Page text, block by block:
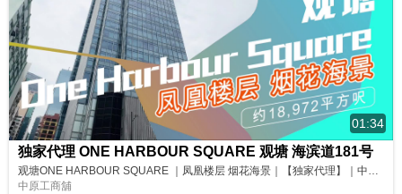
01:34
独家代理 ONE HARBOUR SQUARE 观塘 海滨道181号
观塘ONE HARBOUR SQUARE ｜凤凰楼层 烟花海景｜【独家代理】｜中原工商铺 #中原工商铺 #商厦 #写字楼 #观塘 #海滨道 今日跟大家推介观塘临海地段的ONE HARBOUR SQUARE高层全层单位，为大厦的凤凰楼层，享有无遮挡的烟花海景，非常合适用作总部办公室！马上去看看吧！ 请即联络中原(工商铺)了解更多详情！ 杨小姐 Grace Yeung (E-474908) 9...
中原工商舖